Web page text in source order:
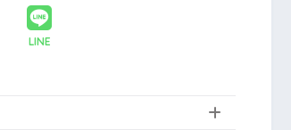
LINE